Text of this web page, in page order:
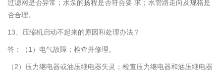
过滤网是否异常；水泵的扬程是否符合要 求；水管路走向及规格是
否合理。
13、压缩机启动不起来的原因和处理办法？
答：（1）电气故障；检查并修理。
（2）压力继电器或油压继电器失灵；检查压力继电器和油压继电器